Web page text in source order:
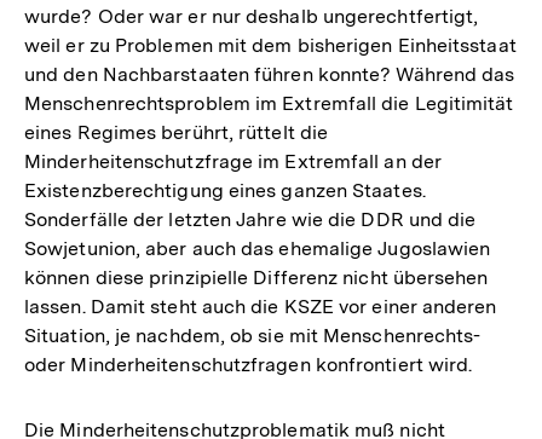
wurde? Oder war er nur deshalb ungerechtfertigt,
weil er zu Problemen mit dem bisherigen Einheitsstaat
und den Nachbarstaaten führen konnte? Während das
Menschenrechtsproblem im Extremfall die Legitimität
eines Regimes berührt, rüttelt die
Minderheitenschutzfrage im Extremfall an der
Existenzberechtigung eines ganzen Staates.
Sonderfälle der letzten Jahre wie die DDR und die
Sowjetunion, aber auch das ehemalige Jugoslawien
können diese prinzipielle Differenz nicht übersehen
lassen. Damit steht auch die KSZE vor einer anderen
Situation, je nachdem, ob sie mit Menschenrechts-
oder Minderheitenschutzfragen konfrontiert wird.
Die Minderheitenschutzproblematik muß nicht